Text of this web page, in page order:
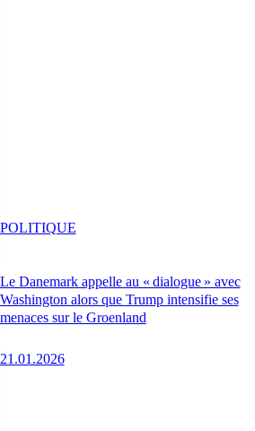
Le Danemark appelle au « dialogue » avec
Washington alors que Trump intensifie ses
menaces sur le Groenland
21.01.2026
POLITIQUE